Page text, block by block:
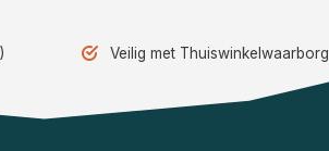
Veilig met Thuiswinkelwaarborg